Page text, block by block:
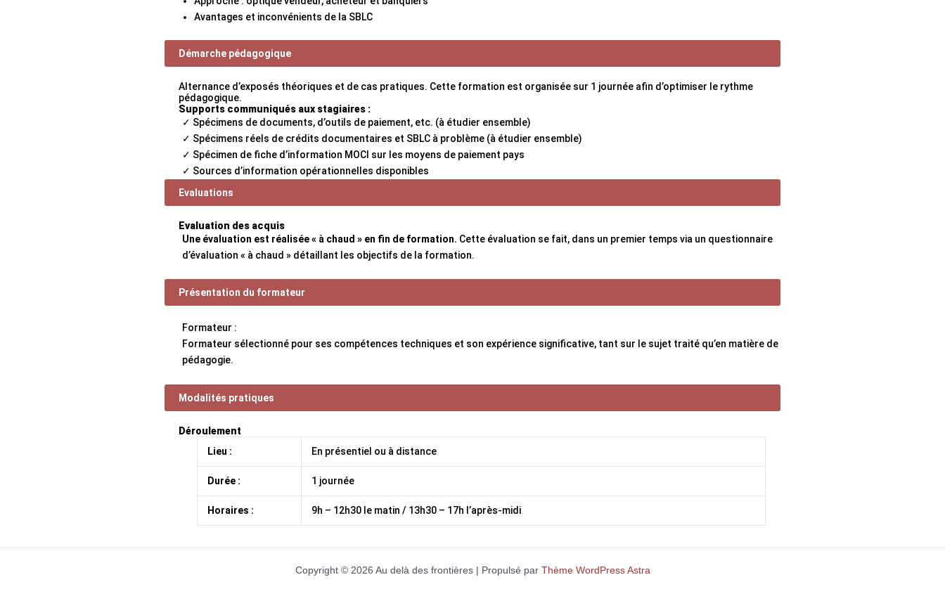
Avantages et inconvénients de la SBLC
Démarche pédagogique
Alternance d’exposés théoriques et de cas pratiques. Cette formation est organisée sur 1 journée afin d’optimiser le rythme
pédagogique.
Supports communiqués aux stagiaires :
✓ Spécimens de documents, d’outils de paiement, etc. (à étudier ensemble)
✓ Spécimens réels de crédits documentaires et SBLC à problème (à étudier ensemble)
✓ Spécimen de fiche d’information MOCI sur les moyens de paiement pays
✓ Sources d’information opérationnelles disponibles
Evaluations
Evaluation des acquis
Une évaluation est réalisée « à chaud » en fin de formation. Cette évaluation se fait, dans un premier temps via un questionnaire
d’évaluation « à chaud » détaillant les objectifs de la formation.
Présentation du formateur
Formateur :
Formateur sélectionné pour ses compétences techniques et son expérience significative, tant sur le sujet traité qu’en matière de
pédagogie.
Modalités pratiques
Déroulement
Lieu :
En présentiel ou à distance
Durée : 1 journée
Horaires : 9h – 12h30 le matin / 13h30 – 17h l’après-midi
Copyright © 2026 Au delà des frontières | Propulsé par Thème WordPress Astra